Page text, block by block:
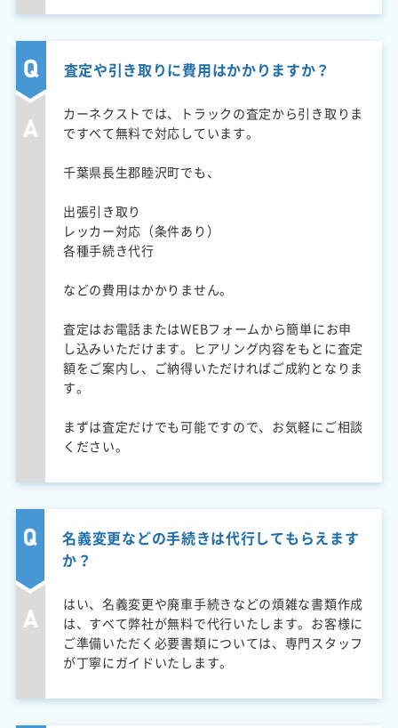
査定や引き取りに費用はかかりますか？
カーネクストでは、トラックの査定から引き取りま
ですべて無料で対応しています。
千葉県長生郡睦沢町でも、
出張引き取り
レッカー対応（条件あり）
各種手続き代行
などの費用はかかりません。
査定はお電話またはWEBフォームから簡単にお申
し込みいただけます。ヒアリング内容をもとに査定
額をご案内し、ご納得いただければご成約となりま
す。
まずは査定だけでも可能ですので、お気軽にご相談
ください。
名義変更などの手続きは代行してもらえます
か？
はい、名義変更や廃車手続きなどの煩雑な書類作成
は、すべて弊社が無料で代行いたします。お客様に
ご準備いただく必要書類については、専門スタッフ
が丁寧にガイドいたします。